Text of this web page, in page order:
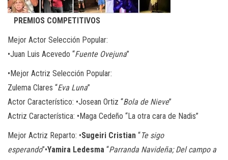
PREMIOS COMPETITIVOS
Mejor Actor Selección Popular:
•Juan Luis Acevedo “Fuente Ovejuna”
•Mejor Actriz Selección Popular:
Zulema Clares “Eva Luna”
Actor Característico: •Josean Ortiz “Bola de Nieve”
Actriz Característica: •Maga Cedeño “La otra cara de Nadis”
Mejor Actriz Reparto: •Sugeiri Cristian “Te sigo
esperando”•Yamira Ledesma “Parranda Navideña; Del campo a